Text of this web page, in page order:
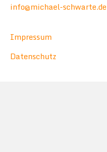
info@michael-schwarte.de
Impressum
Datenschutz